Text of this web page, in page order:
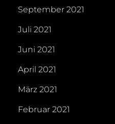
September 2021
Juli 2021
Juni 2021
April 2021
März 2021
Februar 2021